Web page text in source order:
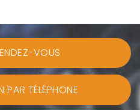
VOUS
TÉLÉPHONE